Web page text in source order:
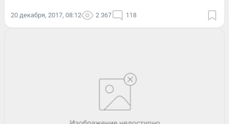
20 декабря, 2017, 08:12 2 367 118